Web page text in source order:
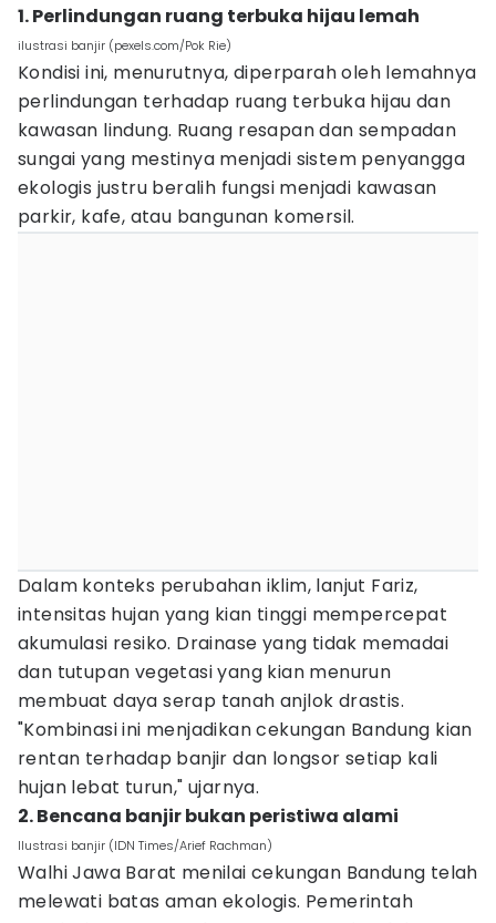
1. Perlindungan ruang terbuka hijau lemah
ilustrasi banjir (pexels.com/Pok Rie)
Kondisi ini, menurutnya, diperparah oleh lemahnya
perlindungan terhadap ruang terbuka hijau dan
kawasan lindung. Ruang resapan dan sempadan
sungai yang mestinya menjadi sistem penyangga
ekologis justru beralih fungsi menjadi kawasan
parkir, kafe, atau bangunan komersil.
Dalam konteks perubahan iklim, lanjut Fariz,
intensitas hujan yang kian tinggi mempercepat
akumulasi resiko. Drainase yang tidak memadai
dan tutupan vegetasi yang kian menurun
membuat daya serap tanah anjlok drastis.
"Kombinasi ini menjadikan cekungan Bandung kian
rentan terhadap banjir dan longsor setiap kali
hujan lebat turun," ujarnya.
2. Bencana banjir bukan peristiwa alami
Ilustrasi banjir (IDN Times/Arief Rachman)
Walhi Jawa Barat menilai cekungan Bandung telah
melewati batas aman ekologis. Pemerintah